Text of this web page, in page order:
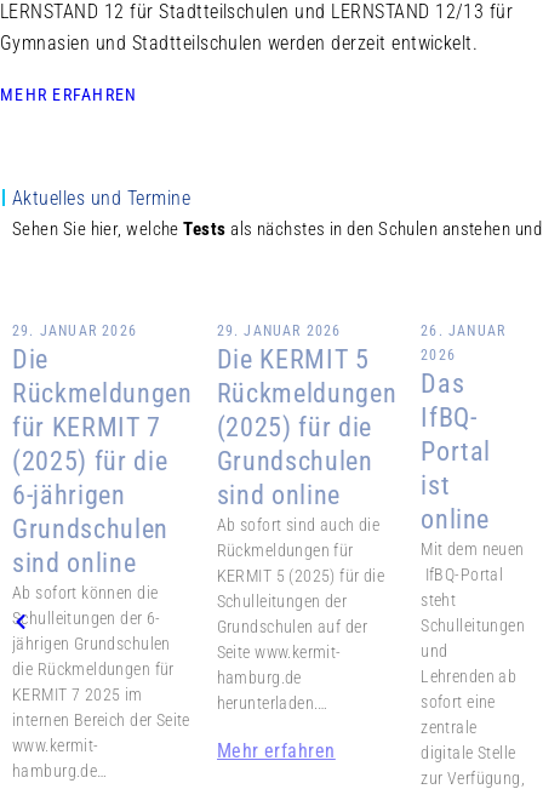
LERNSTAND 12 für Stadtteilschulen und LERNSTAND 12/13 für
Gymnasien und Stadtteilschulen werden derzeit entwickelt.
MEHR ERFAHREN
Aktuelles und Termine
Sehen Sie hier, welcheTests als nächstes in den Schulen anstehen
29. JANUAR 2026
Die
Rückmeldungen
für KERMIT 7
(2025) für die
6-jährigen
Grundschulen
sind online
Ab sofort können die
Schulleitungen der 6-
jährigen Grundschulen
die Rückmeldungen für
KERMIT 7 2025 im
internen Bereich der Seite
www.kermit-
hamburg.de…
29. JANUAR 2026
Die KERMIT 5
Rückmeldungen
(2025) für die
Grundschulen
sind online
Ab sofort sind auch die
Rückmeldungen für
KERMIT 5 (2025) für die
Schulleitungen der
Grundschulen auf der
Seite www.kermit-
hamburg.de
herunterladen.…
Mehr erfahren
26. JANUAR
2026
Das
IfBQ-
Portal
ist
online
Mit dem neuen
IfBQ-Portal
steht
Schulleitungen
und
Lehrenden ab
sofort eine
zentrale
digitale Stelle
zur Verfügung,